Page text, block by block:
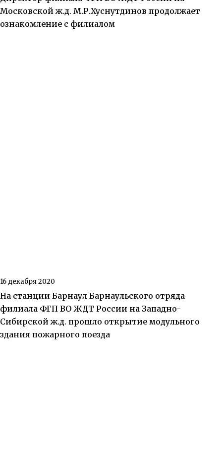
Московской ж.д. М.Р.Хуснутдинов продолжает
ознакомление с филиалом
16 декабря 2020
На станции Барнаул Барнаульского отряда
филиала ФГП ВО ЖДТ России на Западно-
Сибирской ж.д. прошло открытие модульного
здания пожарного поезда